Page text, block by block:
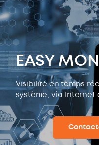
MECALUX NEWS
NOS RÉFÉRENCES
SHOWROOM
MECALUX LAB
ENTREPRISE
EASY
Visibilité en temps
système, via Internet